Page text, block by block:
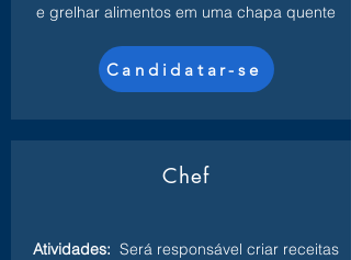
e grelhar alimentos em uma chapa quente
Candidatar-se
Chef
Atividades: Será responsável criar receitas